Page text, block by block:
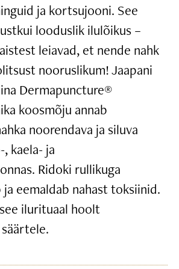
ja kortsujooni. See
looduslik ilulõikus –
leiavad, et nende nahk
nooruslikum! Jaapani
Dermapuncture®
koosmõju annab
noorendava ja siluva
kaela- ja
Ridoki rullikuga
ja eemaldab nahast toksiinid.
ilurituaal hoolt